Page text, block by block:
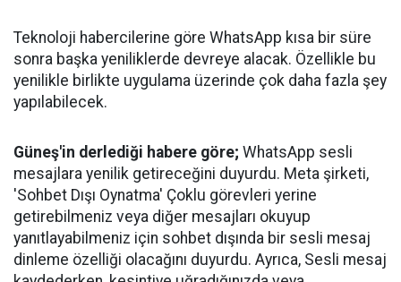
Teknoloji habercilerine göre WhatsApp kısa bir süre
sonra başka yeniliklerde devreye alacak. Özellikle bu
yenilikle birlikte uygulama üzerinde çok daha fazla şey
yapılabilecek.
Güneş'in derlediği habere göre; WhatsApp sesli
mesajlara yenilik getireceğini duyurdu. Meta şirketi,
'Sohbet Dışı Oynatma' Çoklu görevleri yerine
getirebilmeniz veya diğer mesajları okuyup
yanıtlayabilmeniz için sohbet dışında bir sesli mesaj
dinleme özelliği olacağını duyurdu. Ayrıca, Sesli mesaj